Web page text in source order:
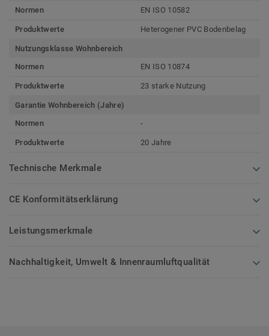
Normen
EN ISO 10582
Produktwerte Heterogener PVC Bodenbelag
Nutzungsklasse Wohnbereich
Normen
EN ISO 10874
Produktwerte 23 starke Nutzung
Garantie Wohnbereich (Jahre)
Normen
-
Produktwerte 20 Jahre
Technische Merkmale
CE Konformitätserklärung
Leistungsmerkmale
Nachhaltigkeit, Umwelt & Innenraumluftqualität